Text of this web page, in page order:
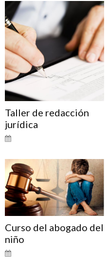
Taller de redacción
jurídica
Curso del abogado del
niño